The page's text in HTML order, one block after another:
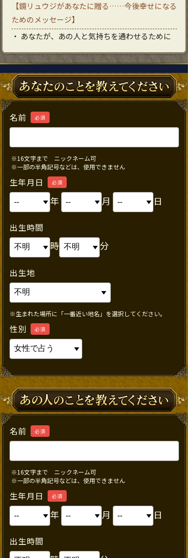
【鏡リュウジがあなたに贈る……今後幸せになる
ためのメッセージ】
あなたが、あの人と気持ちを通わせるために
名前 必須
※16文字まで ニックネーム可
※一部の半角記号などは、使用できません
生年月日 必須
年 月 日
出生時間
時 分
出生地
※生まれた場所に「一番近い地名」を選択してください。
性別 必須
名前 必須
※16文字まで ニックネーム可
※一部の半角記号などは、使用できません
生年月日 必須
年 月 日
出生時間